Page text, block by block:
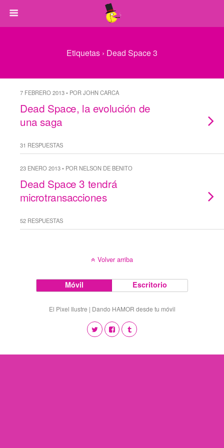
Etiquetas › Dead Space 3
7 FEBRERO 2013 • POR JOHN CARCA
Dead Space, la evolución de
una saga
31 RESPUESTAS
23 ENERO 2013 • POR NELSON DE BENITO
Dead Space 3 tendrá
microtransacciones
52 RESPUESTAS
Volver arriba
Móvil Escritorio
El Pixel Ilustre | Dando HAMOR desde tu móvil